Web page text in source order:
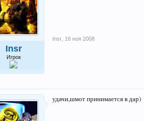
Insr
Игрок
Insr 16 ноя 2008
удачи,шмот принимается в дар)